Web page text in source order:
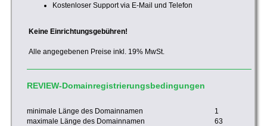
Kostenloser Support via E-Mail und Telefon
Keine Einrichtungsgebühren!
Alle angegebenen Preise inkl. 19% MwSt.
REVIEW-Domainregistrierungsbedingungen
minimale Länge des Domainnamen
1
maximale Länge des Domainnamen
63